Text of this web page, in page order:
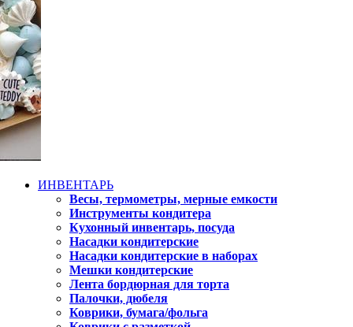
ИНВЕНТАРЬ
Весы, термометры, мерные емкости
Инструменты кондитера
Кухонный инвентарь, посуда
Насадки кондитерские
Насадки кондитерские в наборах
Мешки кондитерские
Лента бордюрная для торта
Палочки, дюбеля
Коврики, бумага/фольга